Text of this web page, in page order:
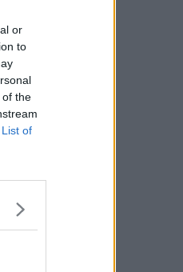
or
to
of the
List of